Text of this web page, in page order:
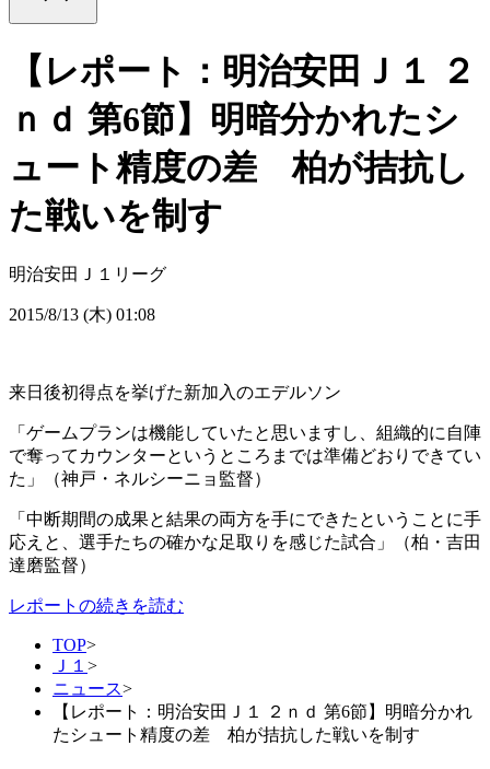
【レポート：明治安田Ｊ１ ２
ｎｄ 第6節】明暗分かれたシ
ュート精度の差 柏が拮抗し
た戦いを制す
明治安田Ｊ１リーグ
2015/8/13 (木) 01:08
来日後初得点を挙げた新加入のエデルソン
「ゲームプランは機能していたと思いますし、組織的に自陣
で奪ってカウンターというところまでは準備どおりできてい
た」（神戸・ネルシーニョ監督）
「中断期間の成果と結果の両方を手にできたということに手
応えと、選手たちの確かな足取りを感じた試合」（柏・吉田
達磨監督）
レポートの続きを読む
TOP>
Ｊ１ >
ニュース>
【レポート：明治安田Ｊ１ ２ｎｄ 第6節】明暗分かれ
たシュート精度の差 柏が拮抗した戦いを制す